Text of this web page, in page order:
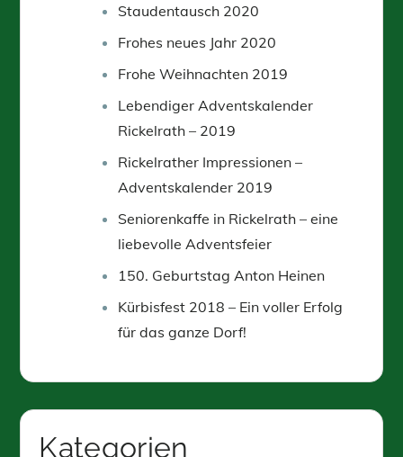
Staudentausch 2020
Frohes neues Jahr 2020
Frohe Weihnachten 2019
Lebendiger Adventskalender
Rickelrath – 2019
Rickelrather Impressionen –
Adventskalender 2019
Seniorenkaffe in Rickelrath – eine
liebevolle Adventsfeier
150. Geburtstag Anton Heinen
Kürbisfest 2018 – Ein voller Erfolg
für das ganze Dorf!
Kategorien